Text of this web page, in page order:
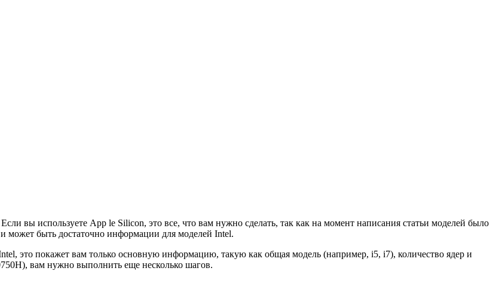
вы используете App le Silicon, это все, что вам нужно сделать, так как на момент написания статьи моделей было
может быть достаточно информации для моделей Intel.
это покажет вам только основную информацию, такую как общая модель (например, i5, i7), количество ядер и
вам нужно выполнить еще несколько шагов.